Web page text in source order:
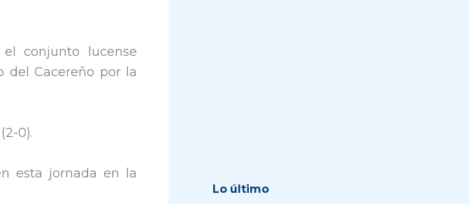
conjunto lucense
del Cacereño por la
0).
esta jornada en la
Lo último